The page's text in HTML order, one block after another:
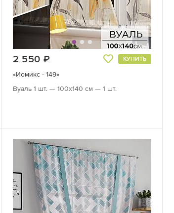
2 550 КУПИТЬ
«Иомикс - 149»
Вуаль 1 шт. — 100х140 см — 1 шт.